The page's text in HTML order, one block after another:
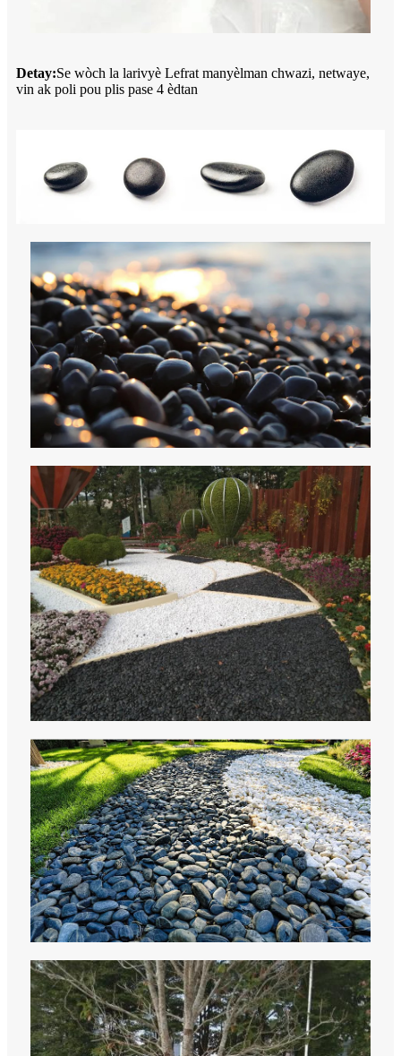
Detay:Se wòch la larivyè Lefrat manyèlman chwazi, netwaye,
vin ak poli pou plis pase 4 èdtan